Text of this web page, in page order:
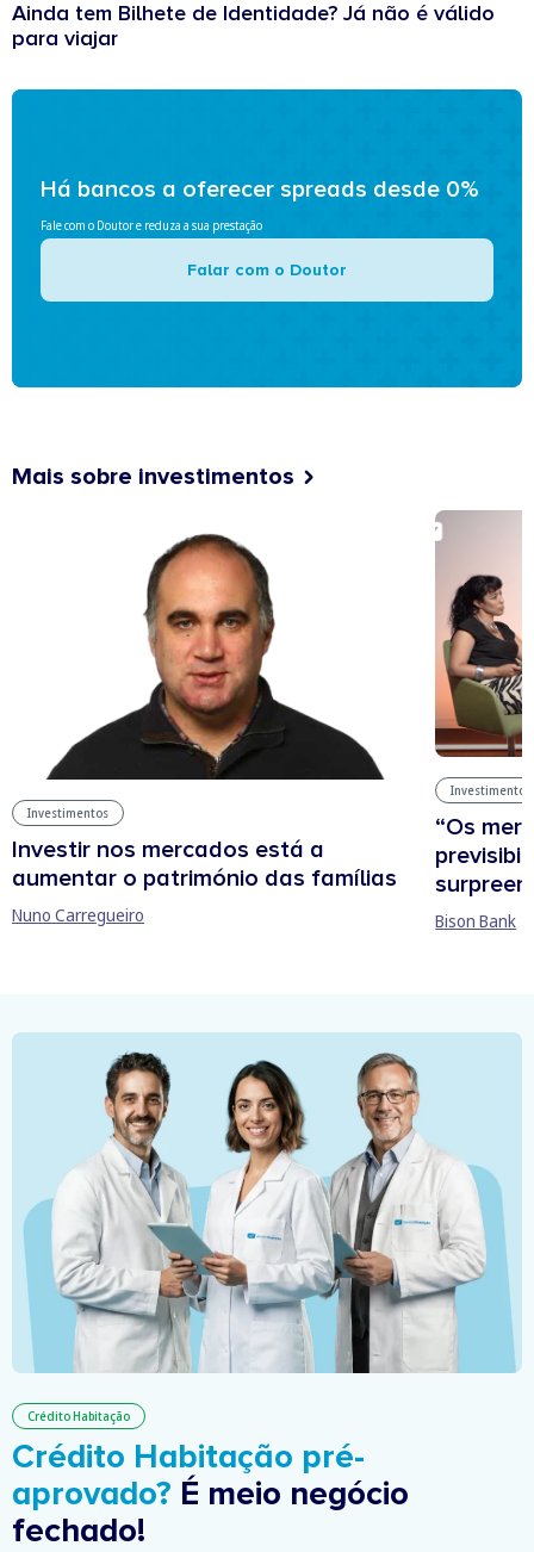
Ainda tem Bilhete de Identidade? Já não é válido
para viajar
Há bancos a oferecer spreads desde 0%
Fale com o Doutor e reduza a sua prestação
Falar com o Doutor
Mais sobre investimentos
Investimentos
Investir nos mercados está a
aumentar o património das famílias
Nuno Carregueiro
Investimentos
“Os
Bison Bank
Crédito Habitação
Crédito Habitação pré-
aprovado? É meio negócio
fechado!